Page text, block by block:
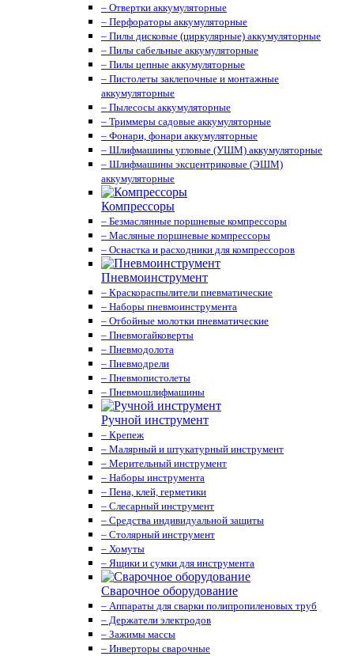
– Отвертки аккумуляторные
– Перфораторы аккумуляторные
– Пилы дисковые (циркулярные) аккумуляторные
– Пилы сабельные аккумуляторные
– Пилы цепные аккумуляторные
– Пистолеты заклепочные и монтажные
аккумуляторные
– Пылесосы аккумуляторные
– Триммеры садовые аккумуляторные
– Фонари, фонари аккумуляторные
– Шлифмашины угловые (УШМ) аккумуляторные
– Шлифмашины эксцентриковые (ЭШМ)
аккумуляторные
Компрессоры
– Безмаслянные поршневые компрессоры
– Масляные поршневые компрессоры
– Оснастка и расходники для компрессоров
Пневмоинструмент
– Краскораспылители пневматические
– Наборы пневмоинструмента
– Отбойные молотки пневматические
– Пневмогайковерты
– Пневмодолота
– Пневмодрели
– Пневмопистолеты
– Пневмошлифмашины
Ручной инструмент
– Крепеж
– Малярный и штукатурный инструмент
– Мерительный инструмент
– Наборы инструмента
– Пена, клей, герметики
– Слесарный инструмент
– Средства индивидуальной защиты
– Столярный инструмент
– Хомуты
– Ящики и сумки для инструмента
Сварочное оборудование
– Аппараты для сварки полипропиленовых труб
– Держатели электродов
– Зажимы массы
– Инверторы сварочные